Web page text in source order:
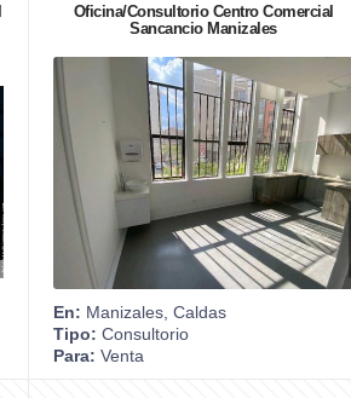
Oficina/Consultorio Centro Comercial
Sancancio Manizales
En: Manizales, Caldas
Tipo: Consultorio
Para: Venta